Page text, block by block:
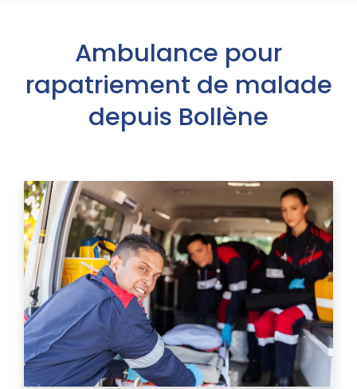
Ambulance pour
rapatriement de malade
depuis Bollène